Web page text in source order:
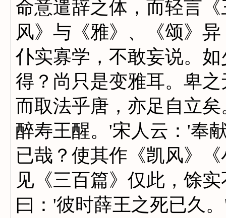
命意遣辞之体，而轻言
风》与《雅》、《颂》
仆实寡学，不敢妄说。
得？尚只是变雅耳。卑
而取法乎唐，亦足自立
醉寿王醒。'宋人云：'奉
已哉？使其作《凯风》
见《三百篇》仅此，馀
曰：'彼时薛王之死已久